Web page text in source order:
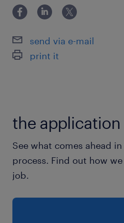
realizowanych z
standardy jakości i
zadania
kanalizacyjnych
tym zarządzanie
oraz współpraca z
send via e-mail
print it
the application
See what comes ahead
process. Find out how
job.